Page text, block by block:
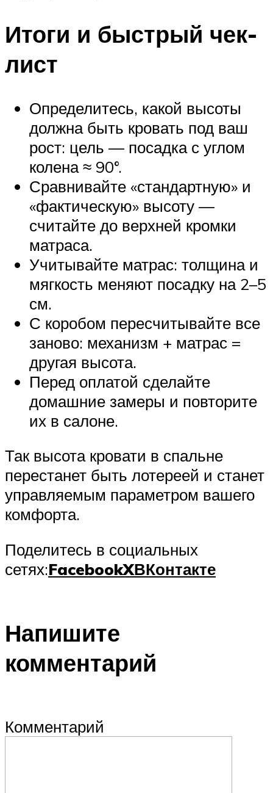
Итоги и быстрый чек-
лист
Определитесь, какой высоты
должна быть кровать под ваш
рост: цель — посадка с углом
колена ≈ 90°.
Сравнивайте «стандартную» и
«фактическую» высоту —
считайте до верхней кромки
матраса.
Учитывайте матрас: толщина и
мягкость меняют посадку на 2–5
см.
С коробом пересчитывайте все
заново: механизм + матрас =
другая высота.
Перед оплатой сделайте
домашние замеры и повторите
их в салоне.
Так высота кровати в спальне
перестанет быть лотереей и станет
управляемым параметром вашего
комфорта.
Поделитесь в социальных
сетях:FacebookXВКонтакте
Напишите
комментарий
Комментарий